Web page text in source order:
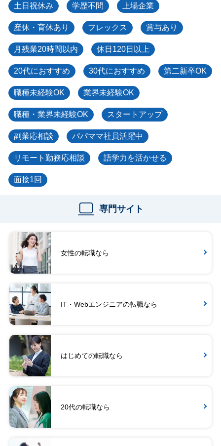
土日祝休み 学歴不問 上場企業
産休・育休あり フレックス 賞与あり
月残業20時間以内 休日120日以上
20代におすすめ 30代におすすめ 第二新卒OK
職種未経験OK 業界未経験OK
職種・業界未経験OK スタートアップ
副業応相談 パパママ社員活躍中
リモート勤務応相談 語学力を活かせる
面接1回
専門サイト
女性の転職なら
IT・Webエンジニアの転職なら
はじめての転職なら
20代の転職なら